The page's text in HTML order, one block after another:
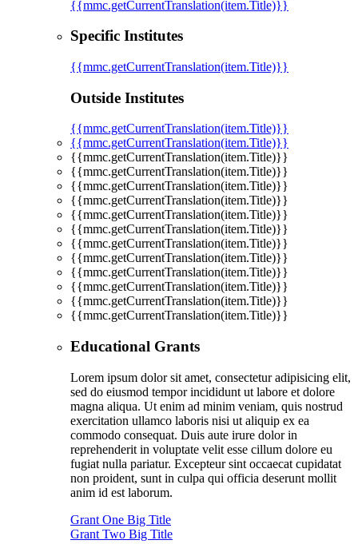
{{mmc.getCurrentTranslation(item.Title)}}
Specific Institutes
{{mmc.getCurrentTranslation(item.Title)}}
Outside Institutes
{{mmc.getCurrentTranslation(item.Title)}}
{{mmc.getCurrentTranslation(item.Title)}}
{{mmc.getCurrentTranslation(item.Title)}}
{{mmc.getCurrentTranslation(item.Title)}}
{{mmc.getCurrentTranslation(item.Title)}}
{{mmc.getCurrentTranslation(item.Title)}}
{{mmc.getCurrentTranslation(item.Title)}}
{{mmc.getCurrentTranslation(item.Title)}}
{{mmc.getCurrentTranslation(item.Title)}}
{{mmc.getCurrentTranslation(item.Title)}}
{{mmc.getCurrentTranslation(item.Title)}}
{{mmc.getCurrentTranslation(item.Title)}}
{{mmc.getCurrentTranslation(item.Title)}}
{{mmc.getCurrentTranslation(item.Title)}}
Educational Grants
Lorem ipsum dolor sit amet, consectetur adipisicing elit,
sed do eiusmod tempor incididunt ut labore et dolore
magna aliqua. Ut enim ad minim veniam, quis nostrud
exercitation ullamco laboris nisi ut aliquip ex ea
commodo consequat. Duis aute irure dolor in
reprehenderit in voluptate velit esse cillum dolore eu
fugiat nulla pariatur. Excepteur sint occaecat cupidatat
non proident, sunt in culpa qui officia deserunt mollit
anim id est laborum.
Grant One Big Title
Grant Two Big Title